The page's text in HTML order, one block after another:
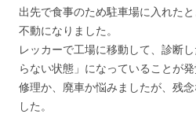
出先で食事のため駐車場に入れた
不動になりました。
レッカーで工場に移動して、診断
らない状態」になっていることが発
修理か、廃車か悩みましたが、残
した。